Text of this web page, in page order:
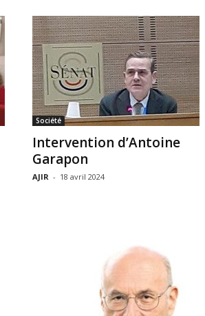
Société
Intervention d’Antoine
Garapon
AJIR - 18 avril 2024